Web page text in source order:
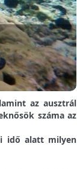
az ausztrál
száma az
idő alatt milyen